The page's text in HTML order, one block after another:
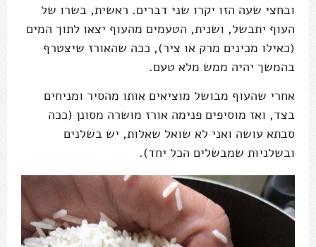
ובחצי שעה הזו יקרו שני דברים. ראשית, בשרו של
העוף יתבשל, ושנית, הטעמים מהעוף יצאו לתוך המים
(כאילו מכינים מרק או ציר), ככה שהאורז שיצטרף
בהמשך יהיה ממש מלא טעם.
אחרי שהעוף מבושל מוציאים אותו מהסיר ומניחים
בצד, ואז מוסיפים פנימה אורז מושרה מסונן (ככה
סבתא עושה ואני לא שואל שאלות, יש בשלנים
ובשלניות שמבשלים הכל יחד).